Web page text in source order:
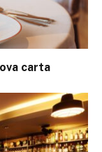
carta